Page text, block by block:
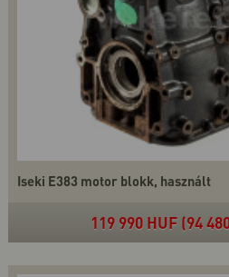
Iseki E383 motor blokk, használt
119 990 HUF (94